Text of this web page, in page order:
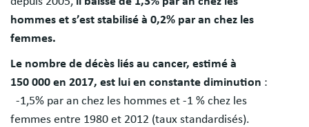
hommes et s’est stabilisé à 0,2% par an chez les
femmes.
Le nombre de décès liés au cancer, estimé à
150 000 en 2017, est lui en constante diminution :
-1,5% par an chez les hommes et -1 % chez les
femmes entre 1980 et 2012 (taux standardisés).